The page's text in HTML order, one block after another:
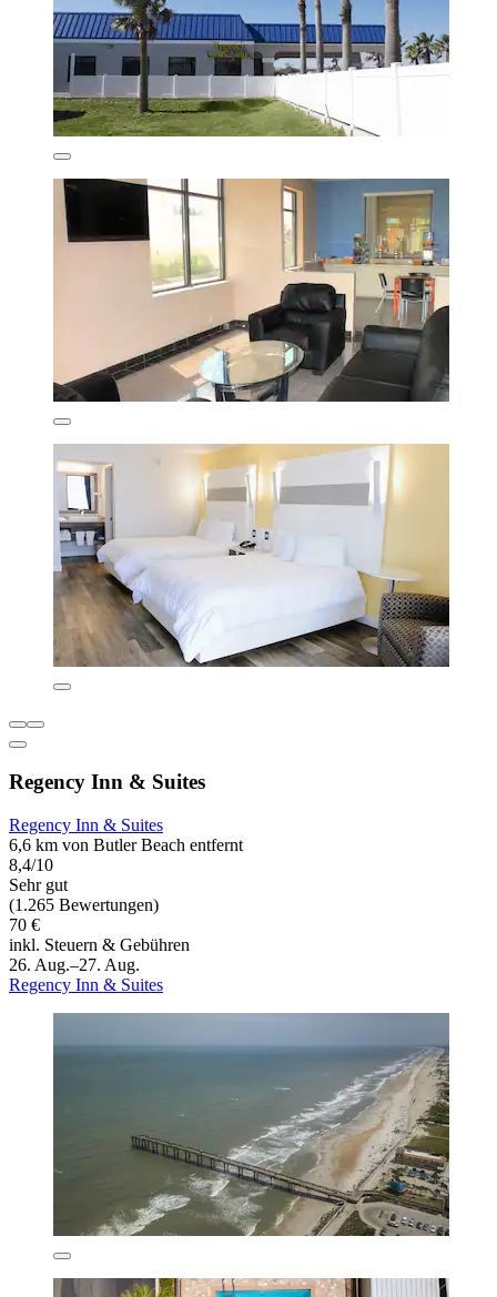
Regency Inn & Suites
Regency Inn & Suites
6,6 km von Butler Beach entfernt
8,4/10
Sehr gut
(1.265 Bewertungen)
70 €
inkl. Steuern & Gebühren
26. Aug.–27. Aug.
Regency Inn & Suites